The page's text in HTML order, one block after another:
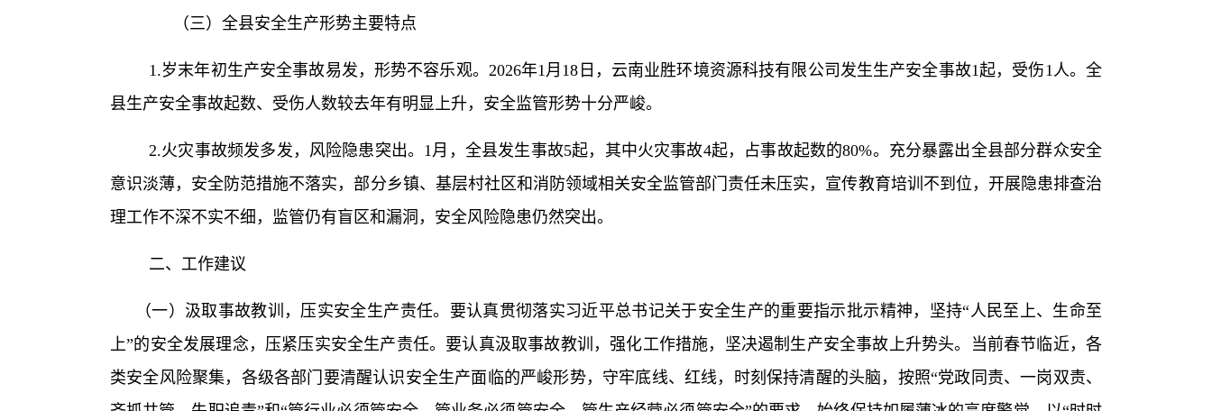
（三）全县安全生产形势主要特点
1.岁末年初生产安全事故易发，形势不容乐观。2026年1月18日，云南业胜环境资源科技有限公司发生生产安全事故1起，受伤1人。全
县生产安全事故起数、受伤人数较去年有明显上升，安全监管形势十分严峻。
2.火灾事故频发多发，风险隐患突出。1月，全县发生事故5起，其中火灾事故4起，占事故起数的80%。充分暴露出全县部分群众安全
意识淡薄，安全防范措施不落实，部分乡镇、基层村社区和消防领域相关安全监管部门责任未压实，宣传教育培训不到位，开展隐患排查治
理工作不深不实不细，监管仍有盲区和漏洞，安全风险隐患仍然突出。
二、工作建议
（一）汲取事故教训，压实安全生产责任。要认真贯彻落实习近平总书记关于安全生产的重要指示批示精神，坚持“人民至上、生命至
上”的安全发展理念，压紧压实安全生产责任。要认真汲取事故教训，强化工作措施，坚决遏制生产安全事故上升势头。当前春节临近，各
类安全风险聚集，各级各部门要清醒认识安全生产面临的严峻形势，守牢底线、红线，时刻保持清醒的头脑，按照“党政同责、一岗双责、